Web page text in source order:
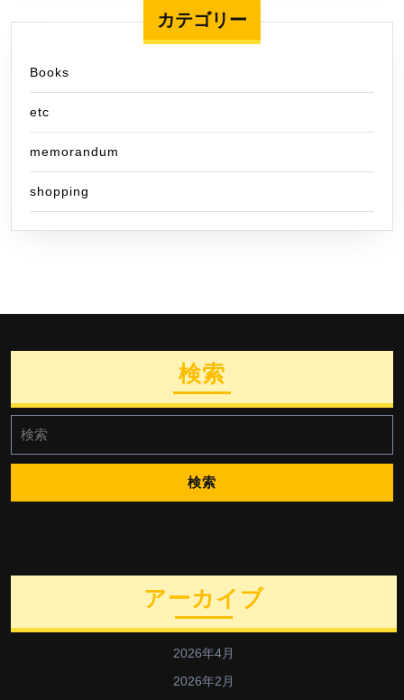
カテゴリー
Books
etc
memorandum
shopping
検索
索:
アーカイブ
2026年4月
2026年2月